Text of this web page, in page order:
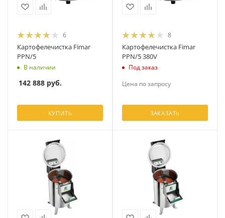
6
Картофелечистка Fimar
PPN/5
В наличии
142 888 руб.
КУПИТЬ
8
Картофелечистка Fimar
PPN/5 380V
Под заказ
Цена по запросу
ЗАКАЗАТЬ